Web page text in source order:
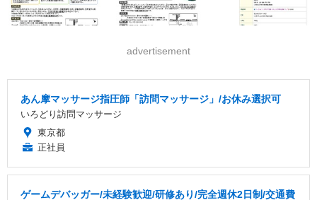
advertisement
あん摩マッサージ指圧師「訪問マッサージ」/お休み選択可
いろどり訪問マッサージ
東京都
正社員
ゲームデバッガー/未経験歓迎/研修あり/完全週休2日制/交通費